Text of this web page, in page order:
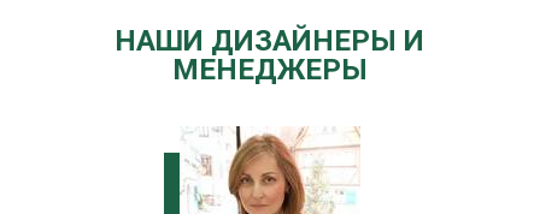
НАШИ ДИЗАЙНЕРЫ И
МЕНЕДЖЕРЫ